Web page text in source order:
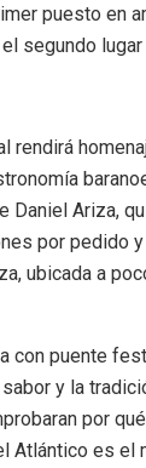
puesto en
segundo lugar
rendirá
Daniel Ariza,
por pedido
ubicada a
con puente
y la
por
Atlántico es el